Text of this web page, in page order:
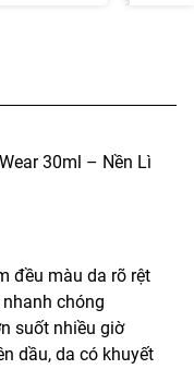
30ml – Nền Lì
đều màu da rõ rệt
nhanh chóng
suốt nhiều giờ
dầu, da có khuyết